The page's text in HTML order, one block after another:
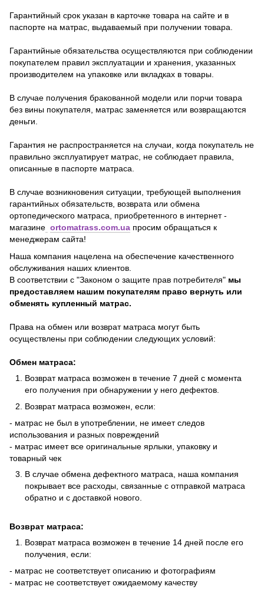
Гарантийный срок указан в карточке товара на сайте и в
паспорте на матрас, выдаваемый при получении товара.
Гарантийные обязательства осуществляются при соблюдении
покупателем правил эксплуатации и хранения, указанных
производителем на упаковке или вкладках в товары.
В случае получения бракованной модели или порчи товара
без вины покупателя, матрас заменяется или возвращаются
деньги.
Гарантия не распространяется на случаи, когда покупатель не
правильно эксплуатирует матрас, не соблюдает правила,
описанные в паспорте матраса.
В случае возникновения ситуации, требующей выполнения
гарантийных обязательств, возврата или обмена
ортопедического матраса, приобретенного в интернет -
магазине ortomatrass.com.ua просим обращаться к
менеджерам сайта!
Наша компания нацелена на обеспечение качественного
обслуживания наших клиентов.
В соответствии с "Законом о защите прав потребителя" мы
предоставляем нашим покупателям право вернуть или
обменять купленный матрас.
Права на обмен или возврат матраса могут быть
осуществлены при соблюдении следующих условий:
Обмен матраса:
Возврат матраса возможен в течение 7 дней с момента
его получения при обнаружении у него дефектов.
Возврат матраса возможен, если:
- матрас не был в употреблении, не имеет следов
использования и разных повреждений
- матрас имеет все оригинальные ярлыки, упаковку и
товарный чек
В случае обмена дефектного матраса, наша компания
покрывает все расходы, связанные с отправкой матраса
обратно и с доставкой нового.
Возврат матраса:
Возврат матраса возможен в течение 14 дней после его
получения, если:
- матрас не соответствует описанию и фотографиям
- матрас не соответствует ожидаемому качеству